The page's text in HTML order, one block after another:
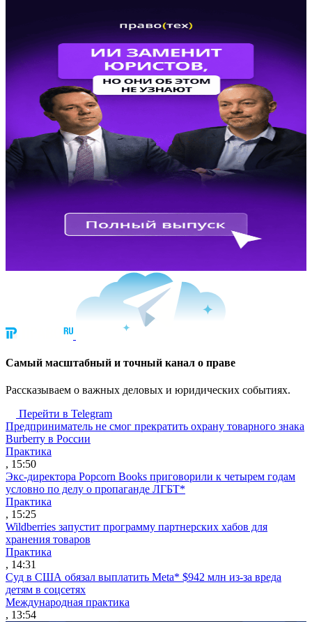
Cамый масштабный и точный канал о праве
Рассказываем о важных деловых и юридических событиях.
Перейти в Telegram
Предприниматель не смог прекратить охрану товарного знака
Burberry в России
Практика
, 15:50
Экс-директора Popcorn Books приговорили к четырем годам
условно по делу о пропаганде ЛГБТ*
Практика
, 15:25
Wildberries запустит программу партнерских хабов для
хранения товаров
Практика
, 14:31
Суд в США обязал выплатить Meta* $942 млн из-за вреда
детям в соцсетях
Международная практика
, 13:54